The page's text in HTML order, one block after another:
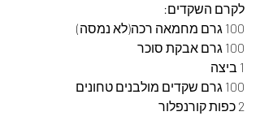
לקרם השקדים:
100 גרם מחמאה רכה(לא נמסה)
100 גרם אבקת סוכר
1 ביצה
100 גרם שקדים מולבנים טחונים
2 כפות קורנפלור